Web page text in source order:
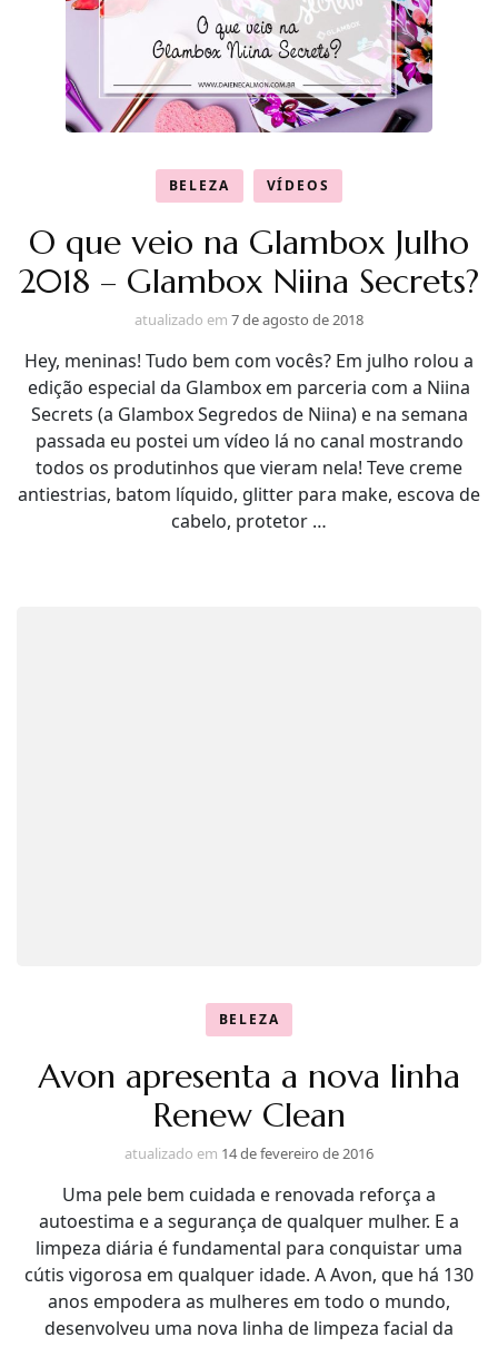
BELEZA VÍDEOS
O que veio na Glambox Julho
2018 – Glambox Niina Secrets?
atualizado em 7 de agosto de 2018
Hey, meninas! Tudo bem com vocês? Em julho rolou a
edição especial da Glambox em parceria com a Niina
Secrets (a Glambox Segredos de Niina) e na semana
passada eu postei um vídeo lá no canal mostrando
todos os produtinhos que vieram nela! Teve creme
antiestrias, batom líquido, glitter para make, escova de
cabelo, protetor …
BELEZA
Avon apresenta a nova linha
Renew Clean
atualizado em 14 de fevereiro de 2016
Uma pele bem cuidada e renovada reforça a
autoestima e a segurança de qualquer mulher. E a
limpeza diária é fundamental para conquistar uma
cútis vigorosa em qualquer idade. A Avon, que há 130
anos empodera as mulheres em todo o mundo,
desenvolveu uma nova linha de limpeza facial da